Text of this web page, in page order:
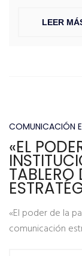
LEER
COMUNICACIÓN
«EL
«El poder de la
comunicación